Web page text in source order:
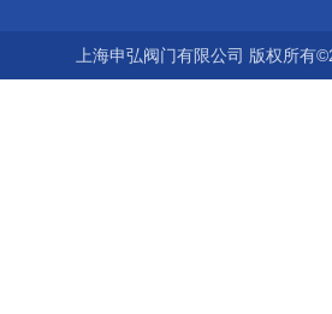
上海申弘阀门有限公司 版权所有